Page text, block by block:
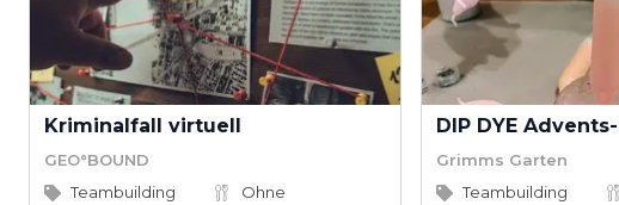
Kriminalfall virtuell
GEO°BOUND
Teambuilding
Ohne
Grimms Garten
Teambuilding